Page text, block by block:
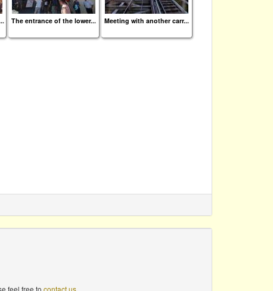
The entrance of the lower... Meeting with another carr...